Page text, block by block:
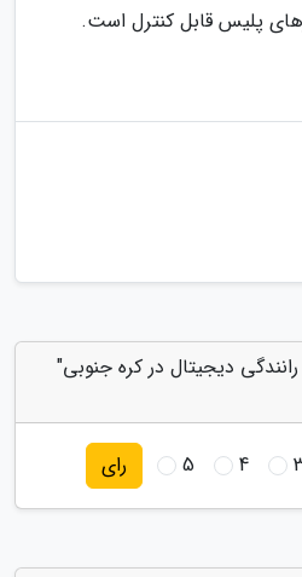
پلیس قابل کنترل است.
دیجیتال در کره جنوبی"
4
5 رای